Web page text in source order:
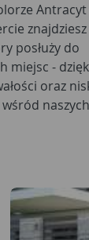
Antracyt
posłuży do
miejsc -
oraz
naszych
stali,
-
które będzie
wielu
letnia